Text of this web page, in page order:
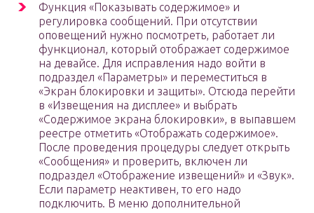
Функция «Показывать содержимое» и
регулировка сообщений. При отсутствии
оповещений нужно посмотреть, работает ли
функционал, который отображает содержимое
на девайсе. Для исправления надо войти в
подраздел «Параметры» и переместиться в
«Экран блокировки и защиты». Отсюда перейти
в «Извещения на дисплее» и выбрать
«Содержимое экрана блокировки», в выпавшем
реестре отметить «Отображать содержимое».
После проведения процедуры следует открыть
«Сообщения» и проверить, включен ли
подраздел «Отображение извещений» и «Звук».
Если параметр неактивен, то его надо
подключить. В меню дополнительной